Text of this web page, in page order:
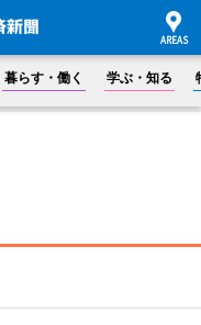
暮らす・働く 学ぶ・知る